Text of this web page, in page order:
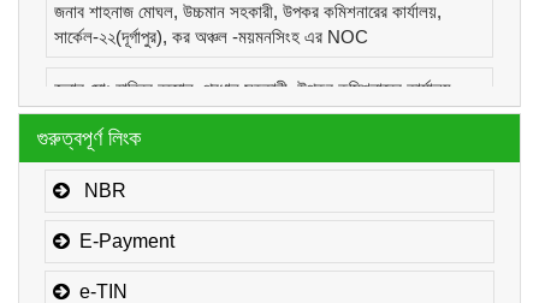
জনাব শাহনাজ মোঘল, উচ্চমান সহকারী, উপকর কমিশনারের কার্যালয়,
সার্কেল-২২(দূর্গাপুর), কর অঞ্চল -ময়মনসিংহ এর NOC
জনাব মোঃ হাবিবুর রহমান, প্রধান সহকারী, উপকর কমিশনারের কার্যালয়,
সার্কেল-১(কোম্পানীজ), কর অঞ্চল -ময়মনসিংহ এর NOC
জনাব মোঃ মোরাদুজ্জামান, সাঁট মুদ্রাক্ষরিক কাম-কম্পিউটার অপারেটর, উপকর
কমিশনারের কার্যালয়, সার্কেল-১(কোম্পানীজ), কর অঞ্চল -ময়মনসিংহ এর
গুরুত্বপূর্ণ লিংক
NBR
E-Payment
e-TIN